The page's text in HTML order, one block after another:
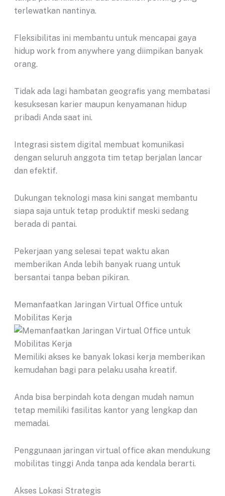
terlewatkan nantinya.
Fleksibilitas ini membantu untuk mencapai gaya
hidup work from anywhere yang diimpikan banyak
orang.
Tidak ada lagi hambatan geografis yang membatasi
kesuksesan karier maupun kenyamanan hidup
pribadi Anda saat ini.
Integrasi sistem digital membuat komunikasi
dengan seluruh anggota tim tetap berjalan lancar
dan efektif.
Dukungan teknologi masa kini sangat membantu
siapa saja untuk tetap produktif meski sedang
berada di pantai.
Pekerjaan yang selesai tepat waktu akan
memberikan Anda lebih banyak ruang untuk
bersantai tanpa beban pikiran.
Memanfaatkan Jaringan Virtual Office untuk
Mobilitas Kerja
Memiliki akses ke banyak lokasi kerja memberikan
kemudahan bagi para pelaku usaha kreatif.
Anda bisa berpindah kota dengan mudah namun
tetap memiliki fasilitas kantor yang lengkap dan
memadai.
Penggunaan jaringan virtual office akan mendukung
mobilitas tinggi Anda tanpa ada kendala berarti.
Akses Lokasi Strategis